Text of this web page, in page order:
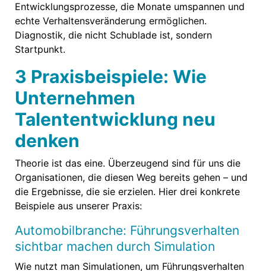
Entwicklungsprozesse, die Monate umspannen und
echte Verhaltensveränderung ermöglichen.
Diagnostik, die nicht Schublade ist, sondern
Startpunkt.
3 Praxisbeispiele: Wie
Unternehmen
Talententwicklung neu
denken
Theorie ist das eine. Überzeugend sind für uns die
Organisationen, die diesen Weg bereits gehen – und
die Ergebnisse, die sie erzielen. Hier drei konkrete
Beispiele aus unserer Praxis:
Automobilbranche: Führungsverhalten
sichtbar machen durch Simulation
Wie nutzt man Simulationen, um Führungsverhalten